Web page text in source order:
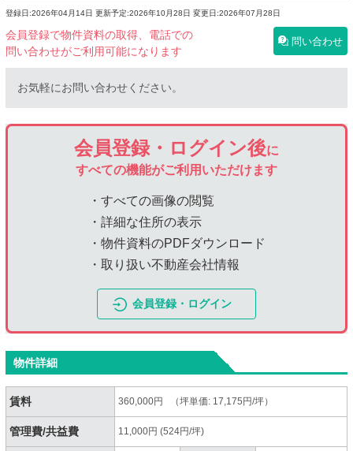
登録日:2026年04月14日 更新予定:2026年10月28日 変更日:2026年07月28日
会員登録で物件資料の取得、電話での
問い合わせがご利用可能になります
問い合わせ
お気軽にお問い合わせください。
会員登録・ログイン後に
すべての機能がご利用いただけます
・すべての画像の閲覧
・詳細な住所の表示
・物件資料のPDFダウンロード
・取り扱い不動産会社情報
会員登録・ログイン
物件詳細
賃料 360,000円 （坪単価: 17,175円/坪）
管理費/共益費 11,000円 (524円/坪)